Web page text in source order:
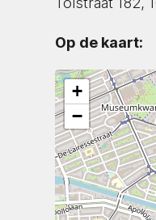
Op de kaart:
+
−